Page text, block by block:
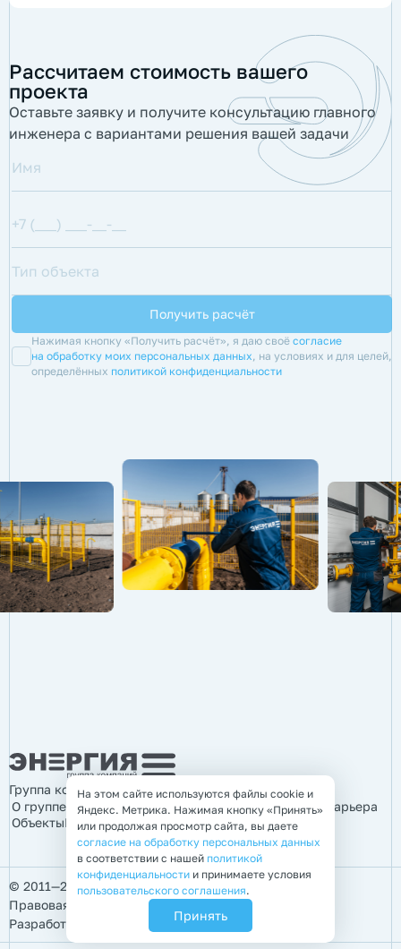
Рассчитаем стоимость вашего
проекта
Оставьте заявку и получите консультацию главного
инженера с вариантами решения вашей задачи
Нажимая кнопку «Получить расчёт», я даю своё согласие
на обработку моих персональных данных, на условиях и для целей,
определённых политикой конфиденциальности
Группа компаний «Энергия»
О группе компанийПродукцияУслугиИнформация
Карьера
ОбъектыКонтакты
© 2011—2026 Группа компаний «Энергия»
Правовая информация
Разработка, продвижение и поддержка
На этом сайте используются файлы cookie и
Яндекс. Метрика. Нажимая кнопку «Принять»
или продолжая просмотр сайта, вы даете
согласие на обработку персональных данных
в соответствии с нашей политикой
конфиденциальности и принимаете условия
пользовательского соглашения.
Принять